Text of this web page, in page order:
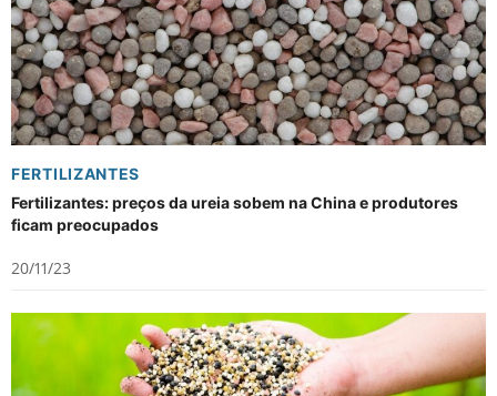
FERTILIZANTES
Fertilizantes: preços da ureia sobem na China e produtores
ficam preocupados
20/11/23